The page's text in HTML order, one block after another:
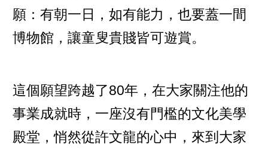
願：有朝一日，如有能力，也要蓋一間
博物館，讓童叟貴賤皆可遊賞。
這個願望跨越了80年，在大家關注他的
事業成就時，一座沒有門檻的文化美學
殿堂，悄然從許文龍的心中，來到大家